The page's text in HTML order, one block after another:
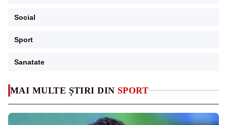
MAI MULTE ȘTIRI DIN SPORT
Social
Sport
Sanatate